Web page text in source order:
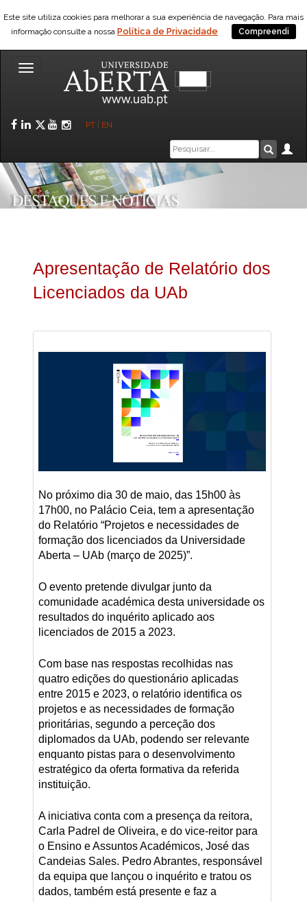
Este site utiliza cookies para melhorar a sua experiência de navegação. Para mais
informação consulte a nossa Política de Privacidade Compreendi
Toggle
Facebook
LinkedIn
Twitter
YouTube
Instagram
PT EN
Caixa
de
pesquisa
Apresentação de Relatório dos
Licenciados da UAb
No próximo dia 30 de maio, das 15h00 às
17h00, no Palácio Ceia, tem a apresentação
do Relatório “Projetos e necessidades de
formação dos licenciados da Universidade
Aberta – UAb (março de 2025)”.
O evento pretende divulgar junto da
comunidade académica desta universidade os
resultados do inquérito aplicado aos
licenciados de 2015 a 2023.
Com base nas respostas recolhidas nas
quatro edições do questionário aplicadas
entre 2015 e 2023, o relatório identifica os
projetos e as necessidades de formação
prioritárias, segundo a perceção dos
diplomados da UAb, podendo ser relevante
enquanto pistas para o desenvolvimento
estratégico da oferta formativa da referida
instituição.
A iniciativa conta com a presença da reitora,
Carla Padrel de Oliveira, e do vice-reitor para
o Ensino e Assuntos Académicos, José das
Candeias Sales. Pedro Abrantes, responsável
da equipa que lançou o inquérito e tratou os
dados, também está presente e faz a